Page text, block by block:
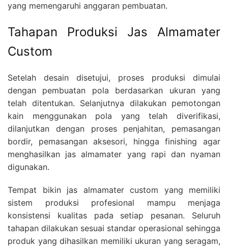
yang memengaruhi anggaran pembuatan.
Tahapan Produksi Jas Almamater
Custom
Setelah desain disetujui, proses produksi dimulai
dengan pembuatan pola berdasarkan ukuran yang
telah ditentukan. Selanjutnya dilakukan pemotongan
kain menggunakan pola yang telah diverifikasi,
dilanjutkan dengan proses penjahitan, pemasangan
bordir, pemasangan aksesori, hingga finishing agar
menghasilkan jas almamater yang rapi dan nyaman
digunakan.
Tempat bikin jas almamater custom yang memiliki
sistem produksi profesional mampu menjaga
konsistensi kualitas pada setiap pesanan. Seluruh
tahapan dilakukan sesuai standar operasional sehingga
produk yang dihasilkan memiliki ukuran yang seragam,